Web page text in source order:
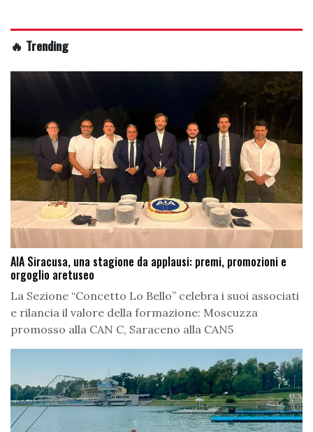
🔥 Trending
AIA Siracusa, una stagione da applausi: premi, promozioni e
orgoglio aretuseo
La Sezione “Concetto Lo Bello” celebra i suoi associati
e rilancia il valore della formazione: Moscuzza
promosso alla CAN C, Saraceno alla CAN5